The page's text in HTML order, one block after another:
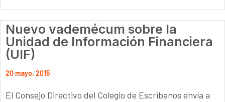
Nuevo vademécum sobre la
Unidad de Información Financiera
(UIF)
20 mayo, 2015
El Consejo Directivo del Colegio de Escribanos envía a